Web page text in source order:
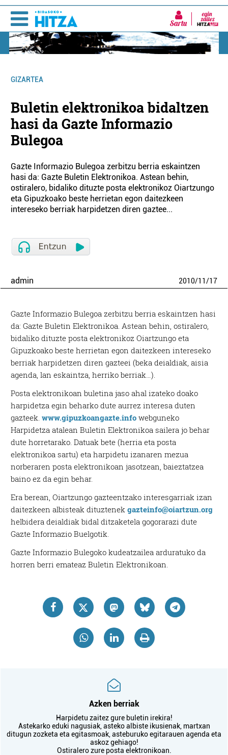
Sartu
GIZARTEA
Buletin elektronikoa bidaltzen
hasi da Gazte Informazio
Bulegoa
Gazte Informazio Bulegoa zerbitzu berria eskaintzen
hasi da: Gazte Buletin Elektronikoa. Astean behin,
ostiralero, bidaliko dituzte posta elektronikoz Oiartzungo
eta Gipuzkoako beste herrietan egon daitezkeen
intereseko berriak harpidetzen diren gaztee...
admin 2010/11/17
Gazte Informazio Bulegoa zerbitzu berria eskaintzen hasi
da: Gazte Buletin Elektronikoa. Astean behin, ostiralero,
bidaliko dituzte posta elektronikoz Oiartzungo eta
Gipuzkoako beste herrietan egon daitezkeen intereseko
berriak harpidetzen diren gazteei (beka deialdiak, aisia
agenda, lan eskaintza, herriko berriak…).
Posta elektronikoan buletina jaso ahal izateko doako
harpidetza egin beharko dute aurrez interesa duten
gazteek.www.gipuzkoangazte.info webguneko
Harpidetza atalean Buletin Elektronikoa sailera jo behar
dute horretarako. Datuak bete (herria eta posta
elektronikoa sartu) eta harpidetu izanaren mezua
norberaren posta elektronikoan jasotzean, baieztatzea
baino ez da egin behar.
Era berean, Oiartzungo gazteentzako interesgarriak izan
daitezkeen albisteak dituztenekgazteinfo@oiartzun.org
helbidera deialdiak bidal ditzaketela gogorarazi dute
Gazte Informazio Buelgotik.
Gazte Informazio Bulegoko kudeatzailea arduratuko da
horren berri emateaz Buletin Elektronikoan.
Azken berriak
Harpidetu zaitez gure buletin irekira!
Astekarko eduki nagusiak, asteko albiste ikusienak, martxan
ditugun zozketa eta egitasmoak, asteburuko egitarauen agenda eta
askoz gehiago!
Ostiralero zure posta elektronikoan.